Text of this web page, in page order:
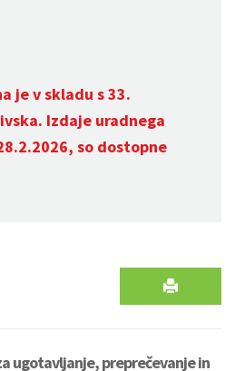
je v skladu s 33.
Izdaje uradnega
so dostopne
ugotavljanje, preprečevanje in